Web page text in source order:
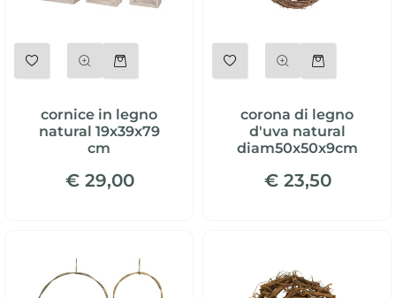
cornice in legno
natural 19x39x79
cm
€ 29,00
corona di legno
d'uva natural
diam50x50x9cm
€ 23,50